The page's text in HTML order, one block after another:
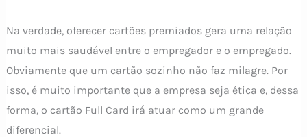
Na verdade, oferecer cartões premiados gera uma relação
muito mais saudável entre o empregador e o empregado.
Obviamente que um cartão sozinho não faz milagre. Por
isso, é muito importante que a empresa seja ética e, dessa
forma, o cartão Full Card irá atuar como um grande
diferencial.